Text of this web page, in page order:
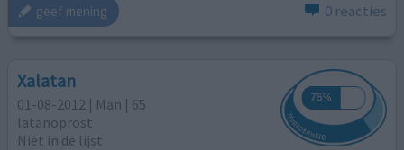
geef mening 0 reacties
Xalatan
01-08-2012 | Man | 65
latanoprost
Niet in de lijst